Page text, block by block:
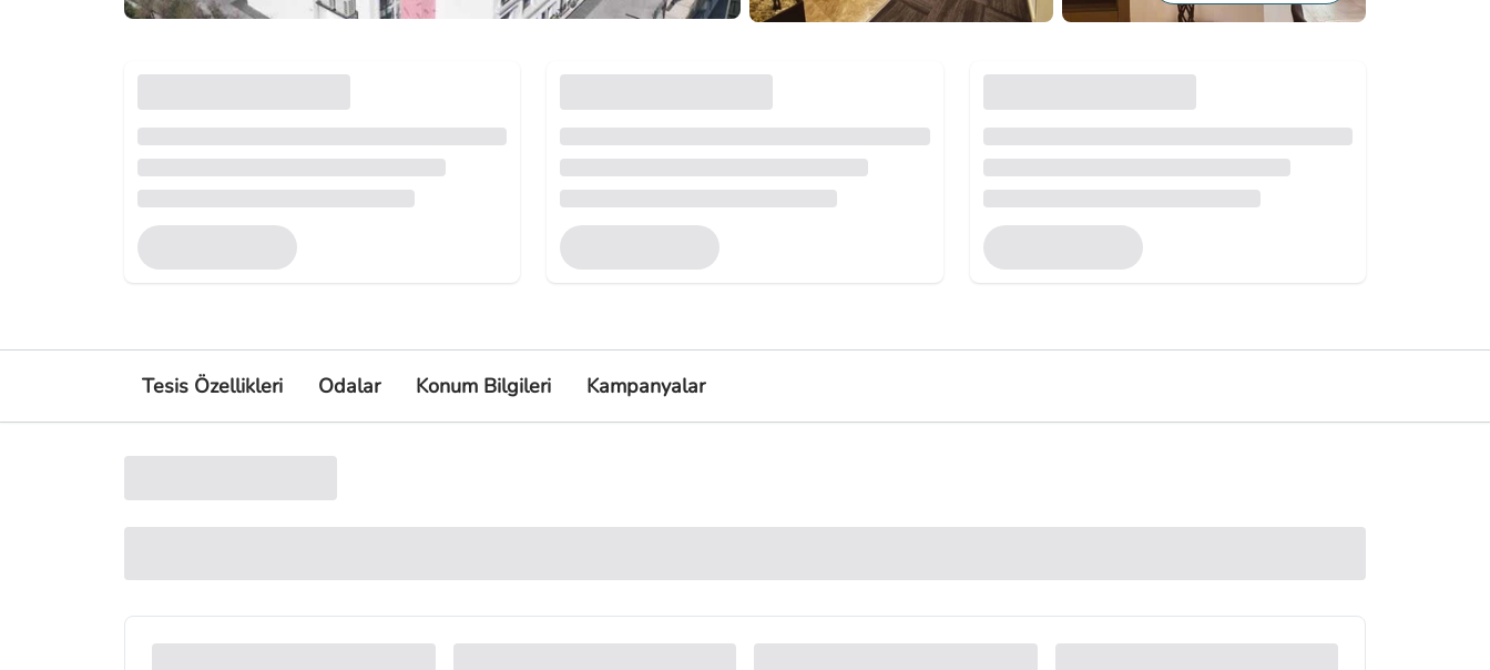
Tesis Özellikleri Odalar Konum Bilgileri Kampanyalar